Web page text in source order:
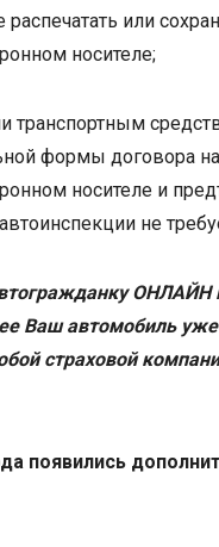
или
носителе;
транспортным
формы договора
носителе и
не
Ваш автомобиль
страховой
появились